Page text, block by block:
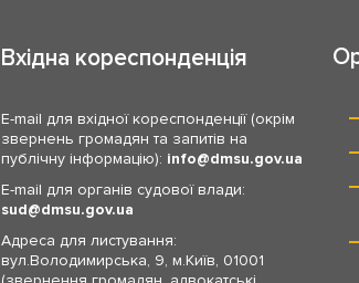
Вхідна кореспонденція
E-mail для вхідної кореспонденції (окрім
звернень громадян та запитів на
публічну інформацію): info
dmsu.gov.ua
E-mail для органів судової влади:
sud
dmsu.gov.ua
Адреса для листування:
вул.Володимирська, 9, м.Київ, 01001